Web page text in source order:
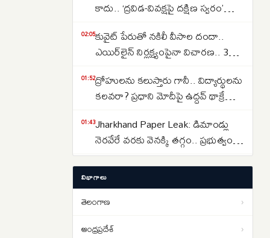
కాదు.. ‘ద్రవిడ-వివక్షపై దక్షిణ స్వరం’
02:05కువైట్ పేరుతో నకిలీ వీసాల దందా..
ఎయిర్‌లైన్ నిర్లక్ష్యంపైనా విచారణ.. 39
01:52ద్రోహులను కలుస్తారు గానీ.. విద్యార్థులను
కలవరా? ప్రధాని మోదీపై ఉద్ధవ్ థాక్రే
01:43Jharkhand Paper Leak: డిమాండ్లు
నెరవేరే వరకు వెనక్కి తగ్గం.. ప్రభుత్వంతో
చర్చలు విఫలం
01:30Women Reservation: షరతులు
లేకుండా మహిళా కోటా అమలు
చేయాలి.. రాహుల్ గాంధీ డిమాండ్
Strait of Hormuz: హోర్ముజ్ జలసంధిని
తెరవాలంటే ఇరాన్‌తో ట్రంప్ రాజీ
విభాగాలు
తెలంగాణ ›
ఆంధ్రప్రదేశ్ ›